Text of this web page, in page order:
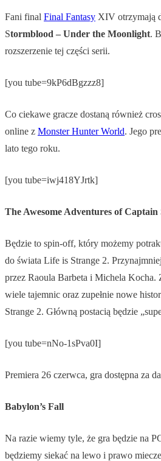
Fani final Final Fantasy XIV otrzymają
Stormblood – Under the Moonlight.
rozszerzenie tej części serii.
[you tube=9kP6dBgzzz8]
Co ciekawe gracze dostaną również
online z Monster Hunter World. Jego
lato tego roku.
[you tube=iwj418YJrtk]
The Awesome Adventures of
Będzie to spin-off, który możemy
do świata Life is Strange 2.
przez Raoula Barbeta i Michela
wiele tajemnic oraz zupełnie nowe
Strange 2. Główną postacią będzie
[you tube=nNo-1sPva0I]
Premiera 26 czerwca, gra dostępna za
Babylon’s Fall
Na razie wiemy tyle, że gra będzie na
będziemy siekać na lewo i prawo